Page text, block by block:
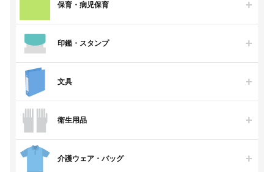
保育・病児保育
印鑑・スタンプ
文具
衛生用品
介護ウェア・バッグ